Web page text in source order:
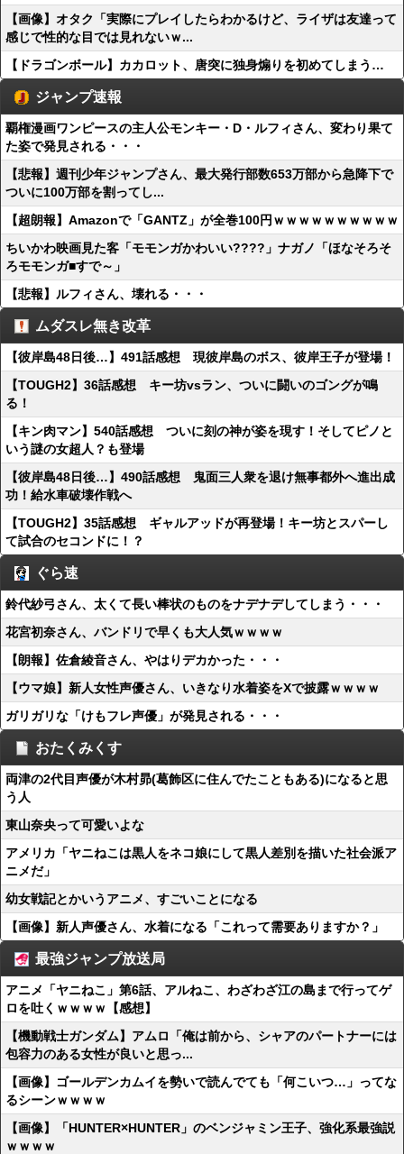
【画像】オタク「実際にプレイしたらわかるけど、ライザは友達って
感じで性的な目では見れないｗ...
【ドラゴンボール】カカロット、唐突に独身煽りを初めてしまう…
ジャンプ速報
覇権漫画ワンピースの主人公モンキー・D・ルフィさん、変わり果て
た姿で発見される・・・
【悲報】週刊少年ジャンプさん、最大発行部数653万部から急降下で
ついに100万部を割ってし...
【超朗報】Amazonで「GANTZ」が全巻100円ｗｗｗｗｗｗｗｗｗｗ
ちいかわ映画見た客「モモンガかわいい????」ナガノ「ほなそろそ
ろモモンガ■すで～」
【悲報】ルフィさん、壊れる・・・
ムダスレ無き改革
【彼岸島48日後…】491話感想 現彼岸島のボス、彼岸王子が登場！
【TOUGH2】36話感想 キー坊vsラン、ついに闘いのゴングが鳴
る！
【キン肉マン】540話感想 ついに刻の神が姿を現す！そしてピノと
いう謎の女超人？も登場
【彼岸島48日後…】490話感想 鬼面三人衆を退け無事都外へ進出成
功！給水車破壊作戦へ
【TOUGH2】35話感想 ギャルアッドが再登場！キー坊とスパーし
て試合のセコンドに！？
ぐら速
鈴代紗弓さん、太くて長い棒状のものをナデナデしてしまう・・・
花宮初奈さん、バンドリで早くも大人気ｗｗｗｗ
【朗報】佐倉綾音さん、やはりデカかった・・・
【ウマ娘】新人女性声優さん、いきなり水着姿をXで披露ｗｗｗｗ
ガリガリな「けもフレ声優」が発見される・・・
おたくみくす
両津の2代目声優が木村昴(葛飾区に住んでたこともある)になると思
う人
東山奈央って可愛いよな
アメリカ「ヤニねこは黒人をネコ娘にして黒人差別を描いた社会派ア
ニメだ」
幼女戦記とかいうアニメ、すごいことになる
【画像】新人声優さん、水着になる「これって需要ありますか？」
最強ジャンプ放送局
アニメ「ヤニねこ」第6話、アルねこ、わざわざ江の島まで行ってゲ
ロを吐くｗｗｗｗ【感想】
【機動戦士ガンダム】アムロ「俺は前から、シャアのパートナーには
包容力のある女性が良いと思っ...
【画像】ゴールデンカムイを勢いで読んでても「何こいつ…」ってな
るシーンｗｗｗｗ
【画像】「HUNTER×HUNTER」のベンジャミン王子、強化系最強説
ｗｗｗｗ